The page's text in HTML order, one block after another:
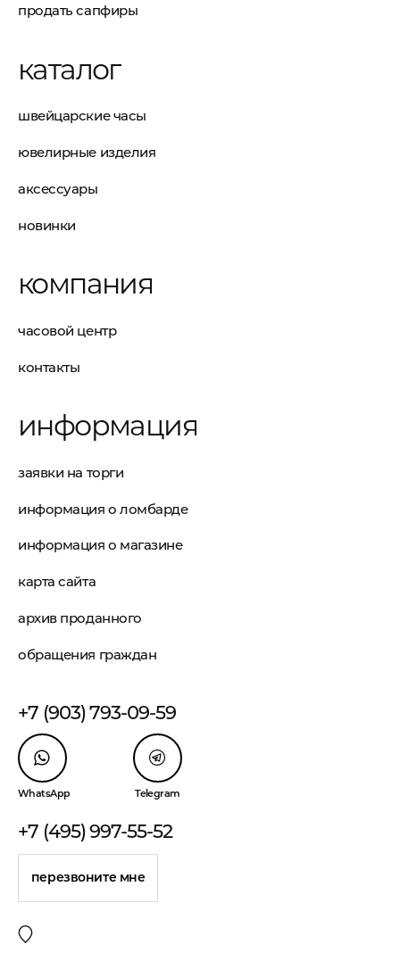
продать сапфиры
каталог
швейцарские часы
ювелирные изделия
аксессуары
новинки
компания
часовой центр
контакты
информация
заявки на торги
информация о ломбарде
информация о магазине
карта сайта
архив проданного
обращения граждан
+7 (903) 793-09-59
WhatsApp Telegram
+7 (495) 997-55-52
перезвоните мне